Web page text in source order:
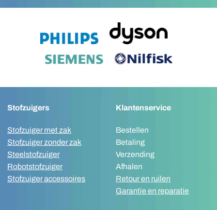
Stofzuigers
Stofzuiger met zak
Stofzuiger zonder zak
Steelstofzuiger
Robotstofzuiger
Stofzuiger accessoires
Klantenservice
Bestellen
Betaling
Verzending
Afhalen
Retour en ruilen
Garantie en reparatie